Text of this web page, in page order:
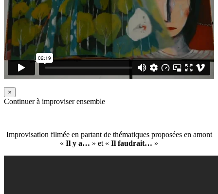
×
Continuer à improviser ensemble
Improvisation filmée en partant de thématiques proposées en amont
« Il y a… » et « Il faudrait… »